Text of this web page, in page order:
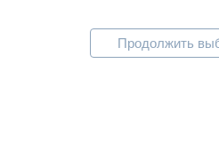
Продолжить